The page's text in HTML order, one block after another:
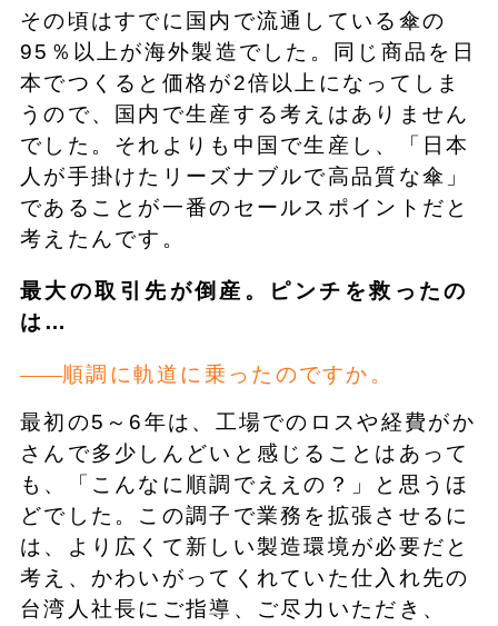
その頃はすでに国内で流通している傘の
95％以上が海外製造でした。同じ商品を日
本でつくると価格が2倍以上になってしま
うので、国内で生産する考えはありません
でした。それよりも中国で生産し、「日本
人が手掛けたリーズナブルで高品質な傘」
であることが一番のセールスポイントだと
考えたんです。
最大の取引先が倒産。ピンチを救ったの
は…
順調に軌道に乗ったのですか。
最初の5～6年は、工場でのロスや経費がか
さんで多少しんどいと感じることはあって
も、「こんなに順調でええの？」と思うほ
どでした。この調子で業務を拡張させるに
は、より広くて新しい製造環境が必要だと
考え、かわいがってくれていた仕入れ先の
台湾人社長にご指導、ご尽力いただき、